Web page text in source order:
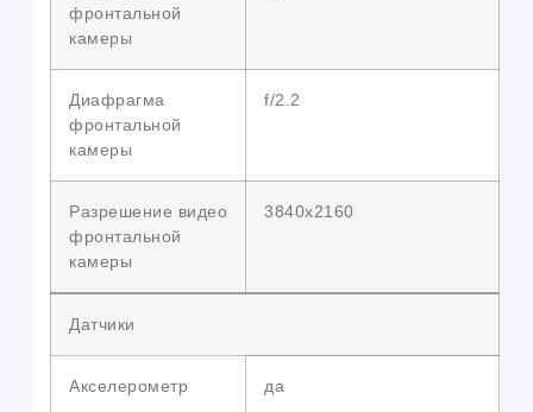
фронтальной
камеры
Диафрагма
фронтальной
камеры
f/2.2
Разрешение видео
фронтальной
камеры
3840х2160
Датчики
Акселерометр да